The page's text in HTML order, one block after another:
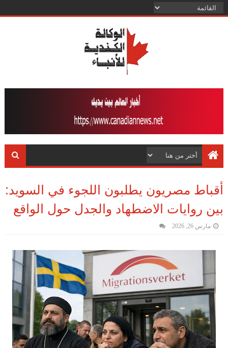
أقباط مصريون يطلبون اللجوء في السويد:
بين روايات الاضطهاد والجدل حول الواقع
مارس 26, 2026